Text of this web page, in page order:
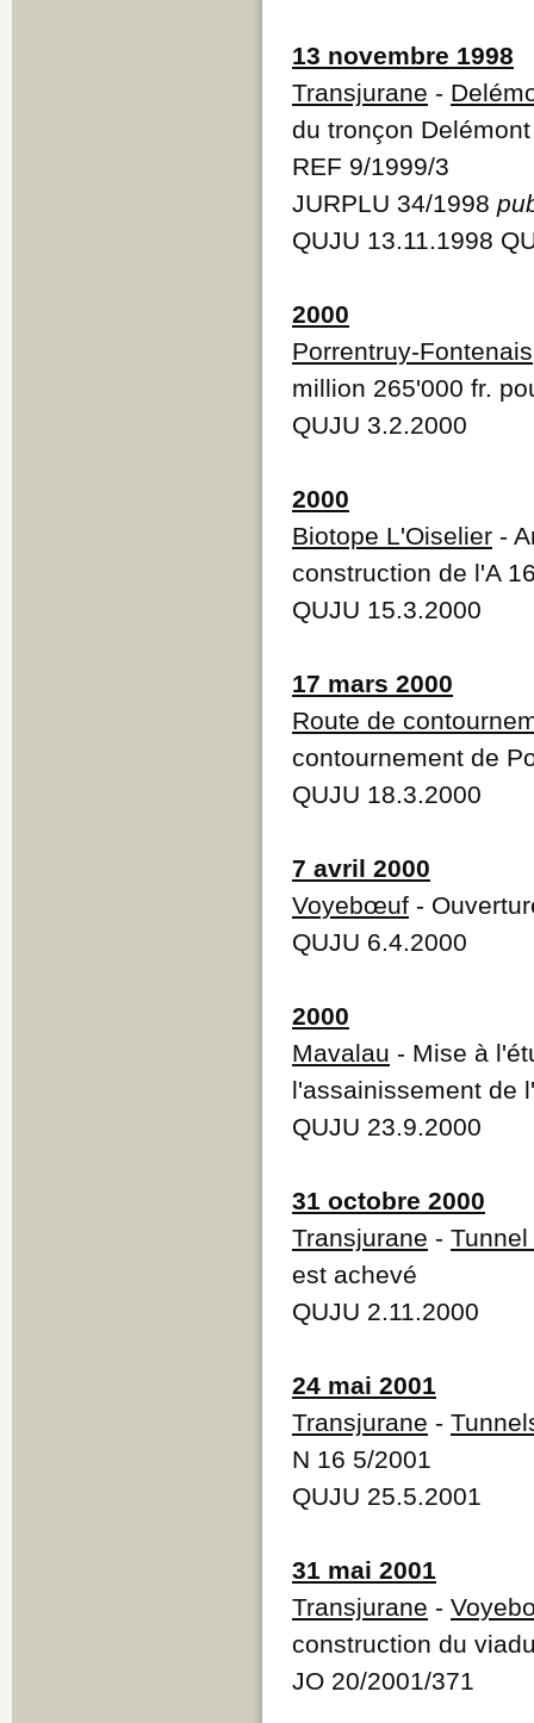
13 novembre 1998
Transjurane -
du tronçon
REF 9/1999/3
JURPLU 34/1998
QUJU 13.11.1998
2000
Porrentruy-Fontenais
million 265'000 fr.
QUJU 3.2.2000
2000
Biotope L'Oiselier -
construction de l'A
QUJU 15.3.2000
17 mars 2000
Route de
contournement de
QUJU 18.3.2000
7 avril 2000
Voyebœuf -
QUJU 6.4.2000
2000
Mavalau - Mise à
l'assainissement de
QUJU 23.9.2000
31 octobre 2000
Transjurane -
est achevé
QUJU 2.11.2000
24 mai 2001
Transjurane -
N 16 5/2001
QUJU 25.5.2001
31 mai 2001
Transjurane -
construction du
JO 20/2001/371